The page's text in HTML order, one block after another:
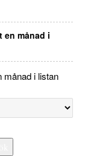
en månad i
månad i listan